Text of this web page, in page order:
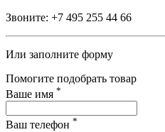
Звоните: +7 495 255 44 66
Или заполните форму
Помогите подобрать товар
Ваше имя *
Ваш телефон *